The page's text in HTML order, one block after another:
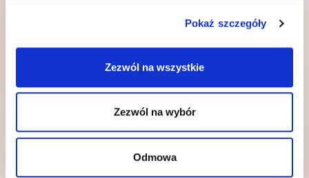
Pokaż szczegóły
Zezwól na wszystkie
Zezwól na wybór
Odmowa